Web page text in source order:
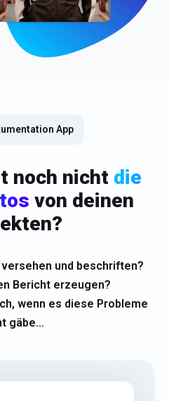
App
noch nicht die
von deinen
und beschriften?
Bericht erzeugen?
wenn es diese Probleme
gäbe...